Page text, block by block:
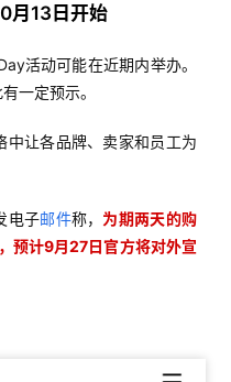
月13日开始
活动可能在近期内举办。
一定预示。
中让各品牌、卖家和员工为
电子邮件称， 为期两天的购
预计9月27日官方将对外宣